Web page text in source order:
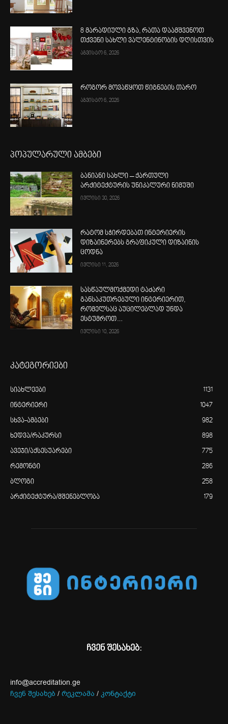
8 მარადიული გზა, რათა დაამშვენოთ
თქვენი სახლი ვალენტინობის დღისთვის
აგვისტო 6, 2026
როგორ მოვაწყოთ წიგნების თარო
აგვისტო 6, 2026
პოპულარული ამბები
ბანიანი სახლი – ქართული
არქიტექტურის უნიკალური ნიმუში
ივლისი 30, 2026
რატომ სჭირდებათ ინტერიერის
დიზაინერებს გრაფიკული დიზაინის
ცოდნა
ივლისი 11, 2026
სასწაულმოქმედი ტაძარი
განსაკუთრებული ინტერიერით,
რომელსაც აუცილებლად უნდა
ესტუმროთ…
ივლისი 10, 2026
კატეგორიები
სიახლეები 1131
ინტერიერი 1047
სხვა-ამბები 982
ხედვა/რაკურსი 898
ავეჯი/აქსესუარები 775
რემონტი 286
ბლოგი 258
არქიტექტურა/მშენებლობა 179
ჩვენ შესახებ:
info@accreditation.ge
ჩვენ შესახებ / რეკლამა / კონტაქტი